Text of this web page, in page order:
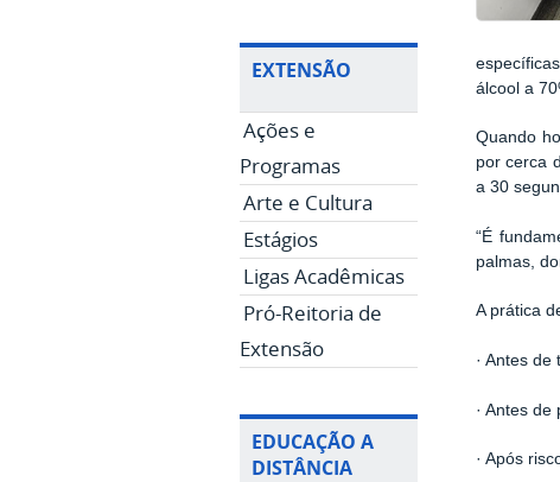
EXTENSÃO
Ações e
Programas
Arte e Cultura
Estágios
Ligas Acadêmicas
Pró-Reitoria de
Extensão
EDUCAÇÃO A
DISTÂNCIA
álcool a
Quando
por cerca
a 30
“É
palmas,
A prática
· Antes de
· Antes
· Após